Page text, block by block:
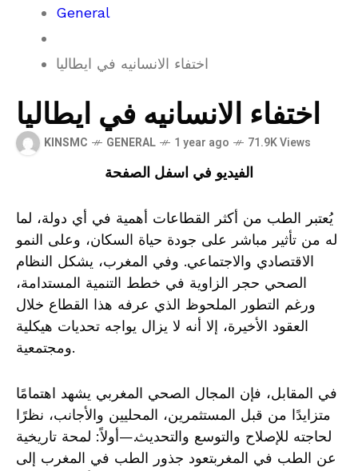
General
اختفاء الانسانيه في ايطاليا
اختفاء الانسانيه في ايطاليا
KINSMC GENERAL 1 year ago
71.9K Views
الفيديو في اسفل الصفحة
يُعتبر الطب من أكثر القطاعات أهمية في أي دولة، لما
له من تأثير مباشر على جودة حياة السكان، وعلى النمو
الاقتصادي والاجتماعي. وفي المغرب، يشكل النظام
الصحي حجر الزاوية في خطط التنمية المستدامة،
ورغم التطور الملحوظ الذي عرفه هذا القطاع خلال
العقود الأخيرة، إلا أنه لا يزال يواجه تحديات هيكلية
ومجتمعية.
في المقابل، فإن المجال الصحي المغربي يشهد اهتمامًا
متزايدًا من قبل المستثمرين، المحليين والأجانب، نظرًا
لحاجته للإصلاح والتوسع والتحديث.—أولاً: لمحة تاريخية
عن الطب في المغربتعود جذور الطب في المغرب إلى